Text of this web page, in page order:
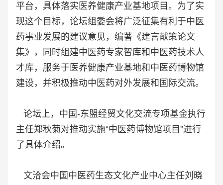
平台，具体落实医养健康产业基地项目。为了实
现这个目标，论坛组委会将广泛征集有利于中医
药事业发展的建议意见，编著《建言献策论文
集》，同时组建中医药专家智库和中医药技术人
才库，服务于医养健康产业基地和中医药博物馆
建设，并积极推动中医药对外发展和国际交流。
论坛上，中国-东盟经贸文化交流专项基金执行
主任郑秋菊对推动实施“中医药博物馆项目”进行
了具体介绍。
文洽会中国中医药生态文化产业中心主任刘晓